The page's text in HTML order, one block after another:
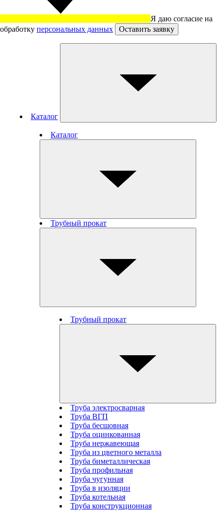
Я даю согласие на
обработку персональных данных Оставить заявку
Каталог
Каталог
Трубный прокат
Трубный прокат
Труба электросварная
Труба ВГП
Труба бесшовная
Труба оцинкованная
Труба нержавеющая
Труба из цветного металла
Труба биметаллическая
Труба профильная
Труба чугунная
Труба в изоляции
Труба котельная
Труба конструкционная